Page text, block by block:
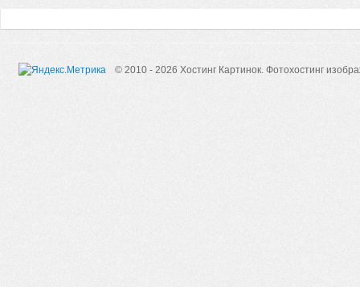
© 2010 - 2026 Хостинг Картинок. Фотохостинг